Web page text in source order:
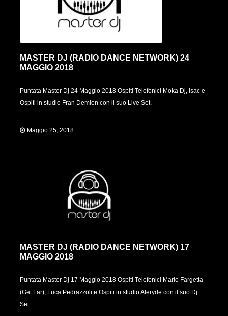
MASTER DJ (RADIO DANCE NETWORK) 24
MAGGIO 2018
Puntata Master Dj 24 Maggio 2018 Ospiti Telefonici Moka Dj, Isac e
Ospiti in studio Fran Demien con il suo Live Set.
Maggio 25, 2018
MASTER DJ (RADIO DANCE NETWORK) 17
MAGGIO 2018
Puntata Master Dj 17 Maggio 2018 Ospiti Telefonici Mario Fargetta
(Get Far), Luca Pedrazzoli e Ospiti in studio Aleryde con il suo Dj
Set.